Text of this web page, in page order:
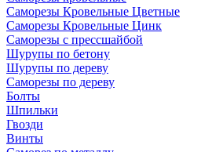
Саморезы Кровельные Цветные
Саморезы Кровельные Цинк
Саморезы с прессшайбой
Шурупы по бетону
Шурупы по дереву
Саморезы по дереву
Болты
Шпильки
Гвозди
Винты